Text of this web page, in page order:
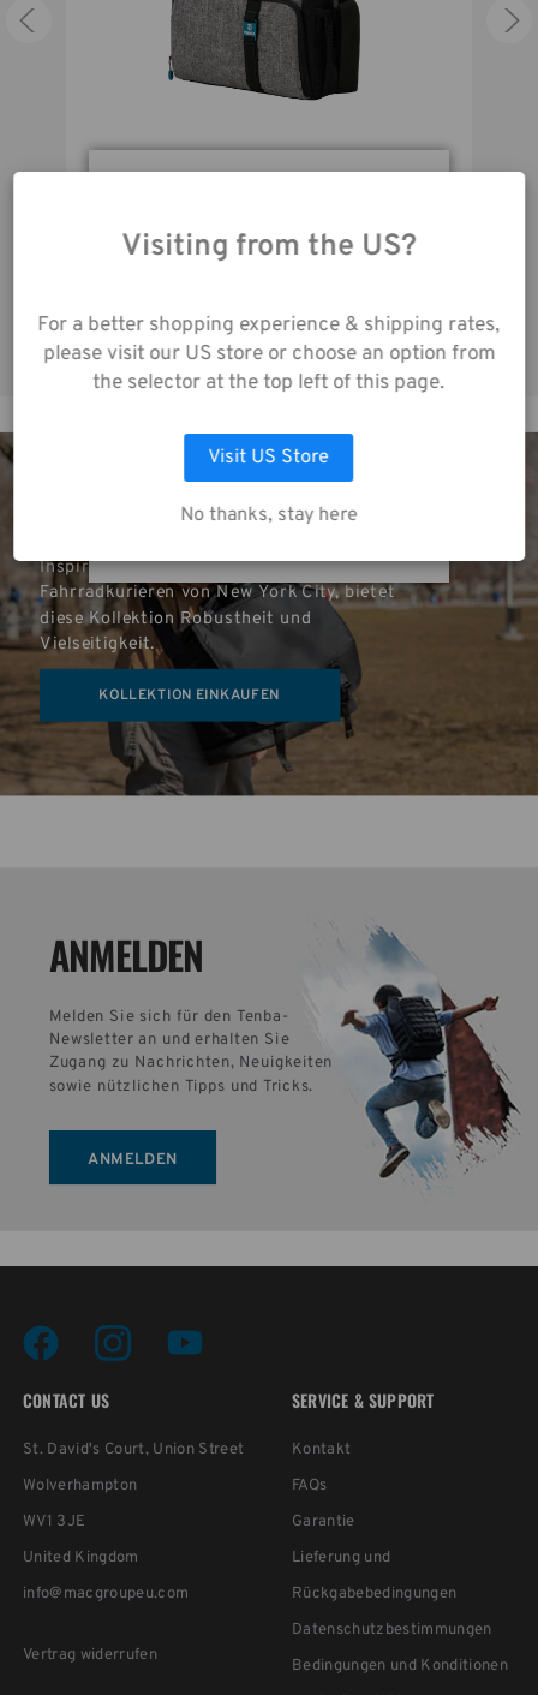
ANMELDEN
Melden Sie sich für den Tenba-
Newsletter an und erhalten Sie
Zugang zu Nachrichten, Neuigkeiten
sowie nützlichen Tipps und Tricks.
ANMELDEN
DIE NEUE DNA KOLLEKTION
Inspiriert von den hartnäckigen
Fahrradkurieren von New York City, bietet
diese Kollektion Robustheit und
Vielseitigkeit.
KOLLEKTION EINKAUFEN
CONTACT US
St. David's Court, Union Street
Wolverhampton
WV1 3JE
United Kingdom
info@macgroupeu.com
Vertrag widerrufen
SERVICE & SUPPORT
Kontakt
FAQs
Garantie
Lieferung und
Rückgabebedingungen
Datenschutzbestimmungen
Bedingungen und Konditionen
unserer Website
stimmen Sie der
unserer
Datenschutzrichtlinie
zu.
AUSWAHL ANPASSEN
ALLE COOKIES AKZEPTIEREN
Visiting from the US?
For a better shopping experience & shipping rates,
please visit our US store or choose an option from
the selector at the top left of this page.
Visit US Store
No thanks, stay here